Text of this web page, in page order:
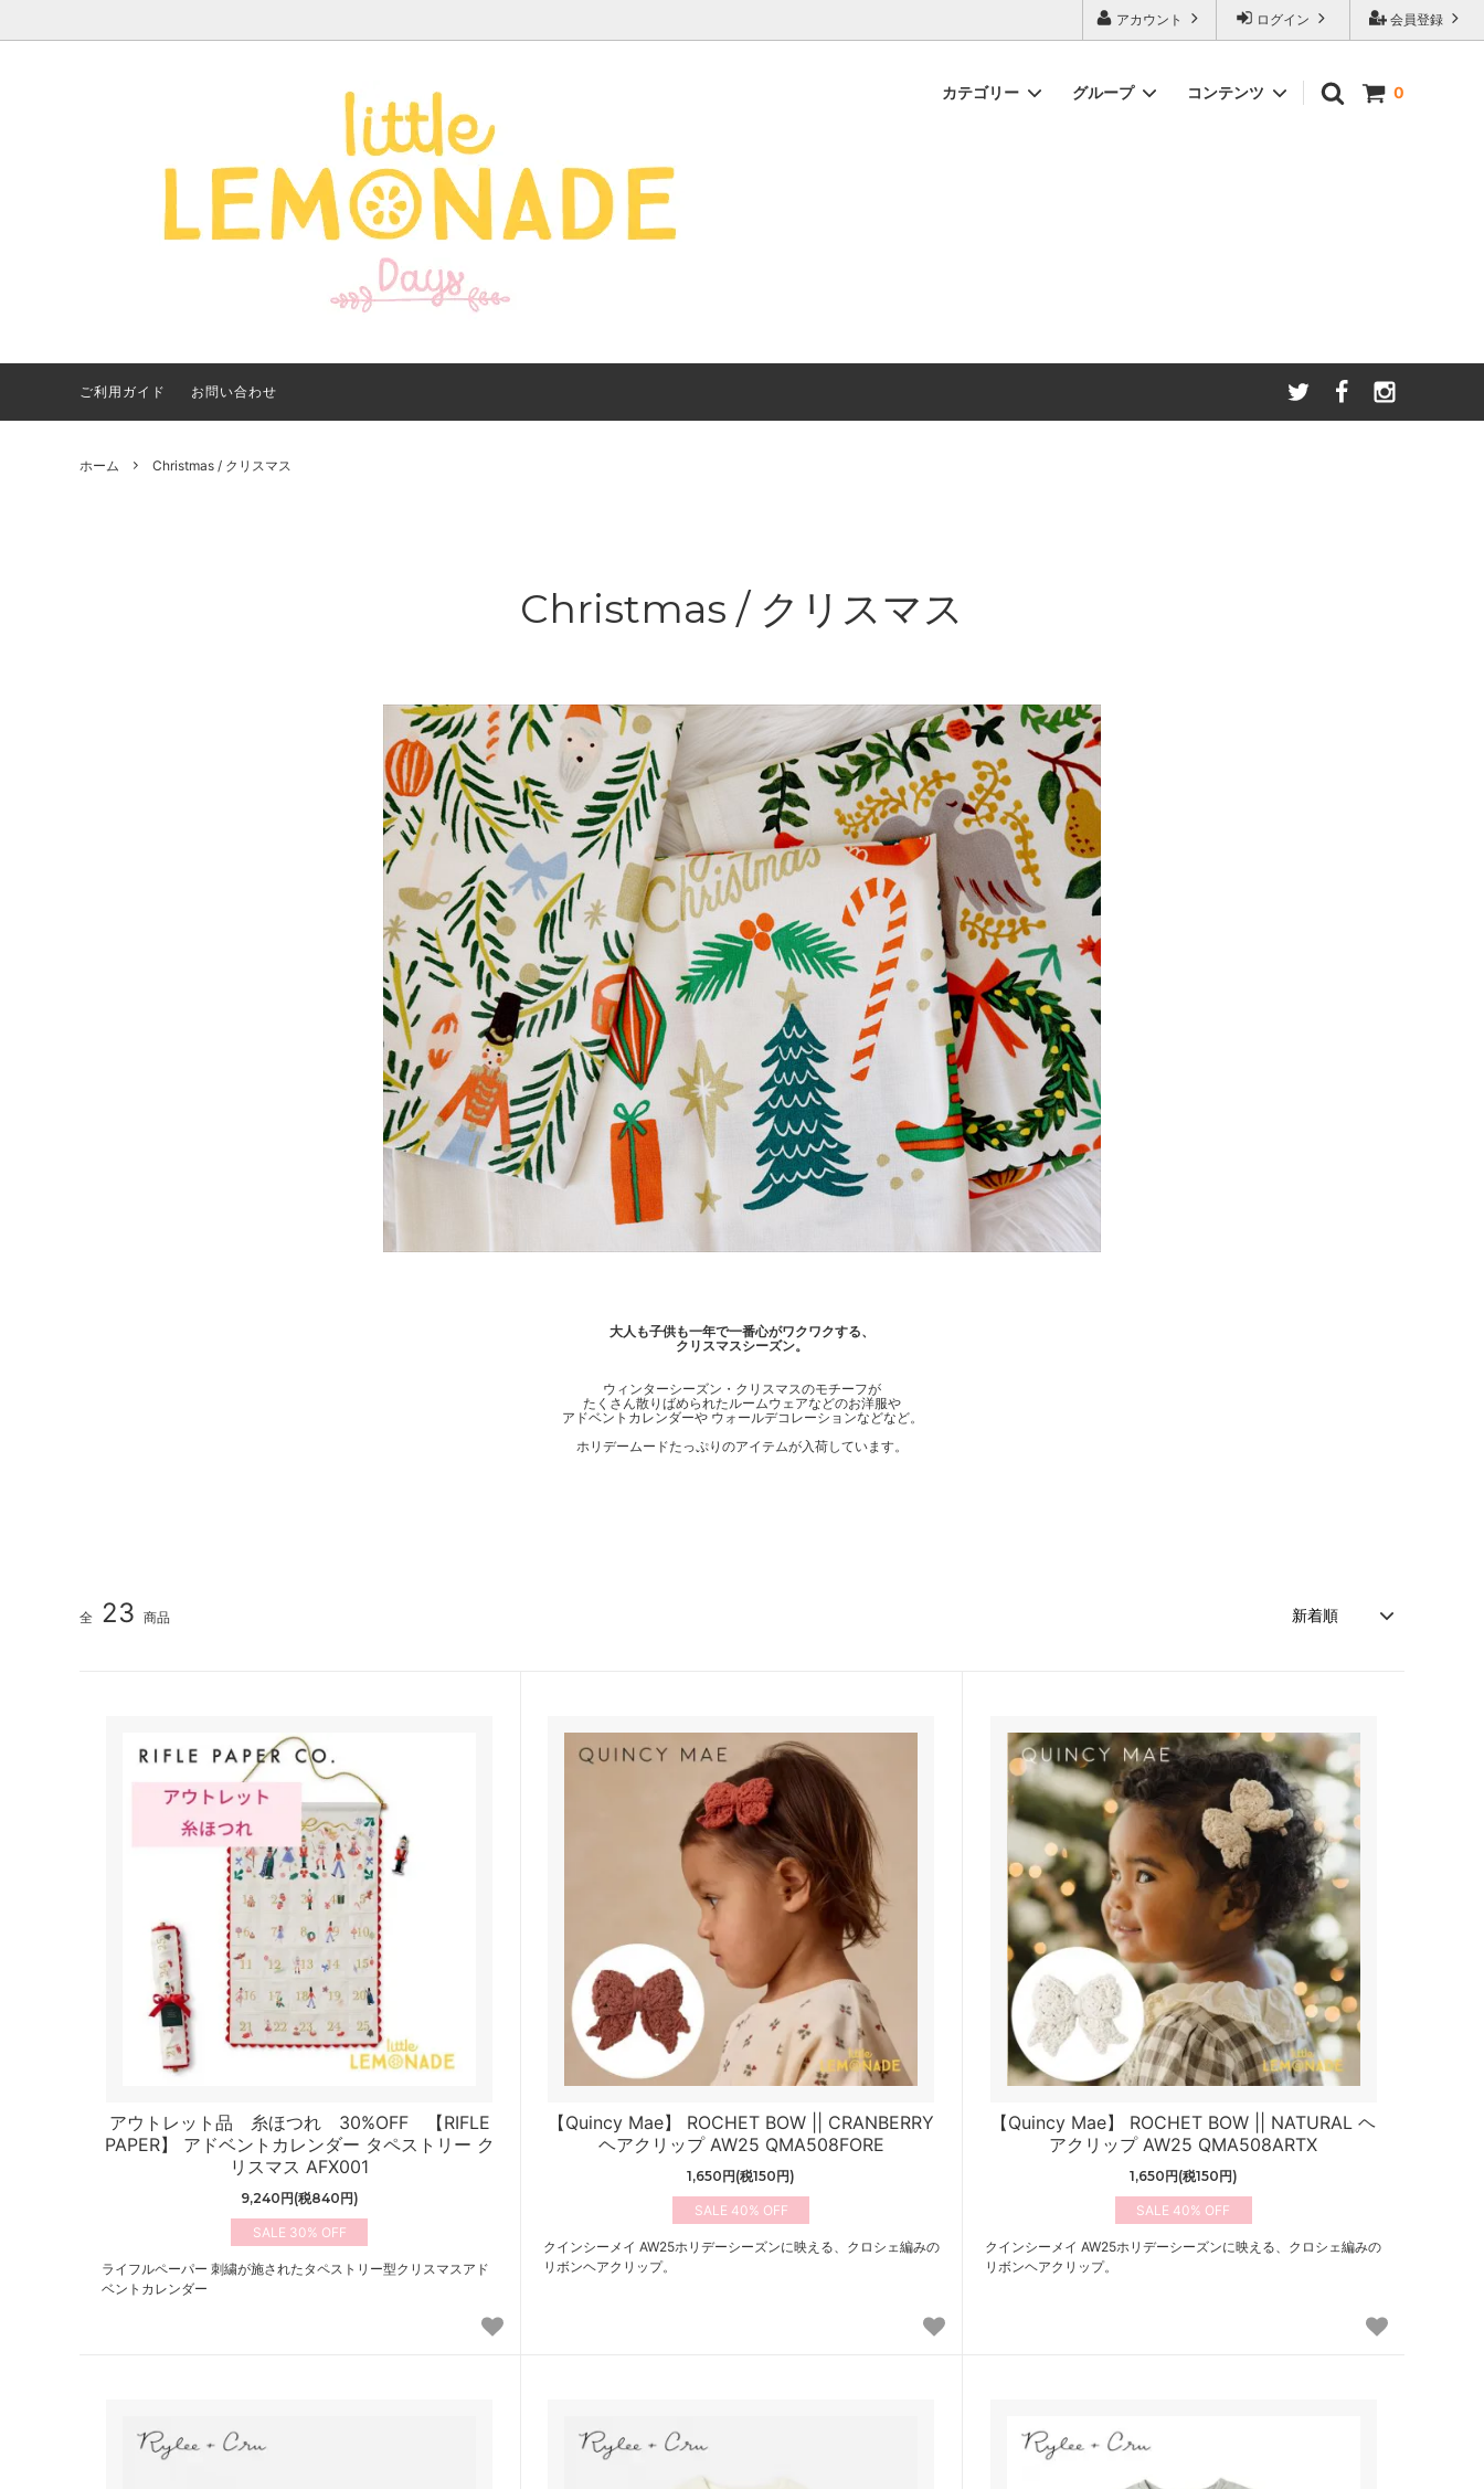
会員登録
ログイン
アカウント
0
カテゴリー
Apparel -アパレル- Goods - 雑貨 -
グループ
サイズで探す Brands
コンテンツ
【夏アイテム特集】 2026
年最新！子ども用水着・浮
き輪 アイテム
【出産ギフト特集】 出産祝
いにおすすめのアイテムを
ご紹介
ご利用ガイド お問い合わせ
ホーム Christmas / クリスマス
Christmas / クリスマス
大人も子供も一年で一番心がワクワクする、
クリスマスシーズン。
ウィンターシーズン・クリスマスのモチーフが
たくさん散りばめられたルームウェアなどのお洋服や
アドベントカレンダーや ウォールデコレーションなどなど。
ホリデームードたっぷりのアイテムが入荷しています。
全 23 商品
アウトレット品 糸ほつれ 30%OFF 【RIFLE
PAPER】 アドベントカレンダー タペストリー ク
リスマス AFX001
9,240円(税840円)
30%
ライフルペーパー 刺繍が施されたタペストリー型クリスマスアド
ベントカレンダー
【Quincy Mae】 ROCHET BOW || CRANBERRY
ヘアクリップ AW25 QMA508FORE
1,650円(税150円)
40%
クインシーメイ AW25ホリデーシーズンに映える、クロシェ編みの
リボンヘアクリップ。
【Quincy Mae】 ROCHET BOW || NATURAL ヘ
アクリップ AW25 QMA508ARTX
1,650円(税150円)
40%
クインシーメイ AW25ホリデーシーズンに映える、クロシェ編みの
リボンヘアクリップ。